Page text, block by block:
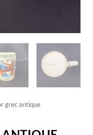
grec antique